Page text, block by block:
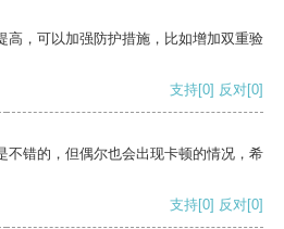
高，可以加强防护措施，比如增加双重验
支持[0] 反对[0]
不错的，但偶尔也会出现卡顿的情况，希
支持[0] 反对[0]